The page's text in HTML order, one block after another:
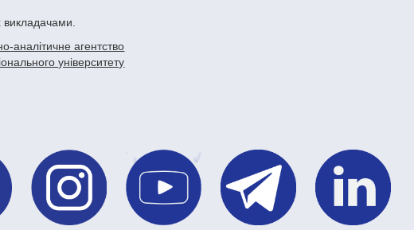
викладачами.
аналітичне агентство
університету